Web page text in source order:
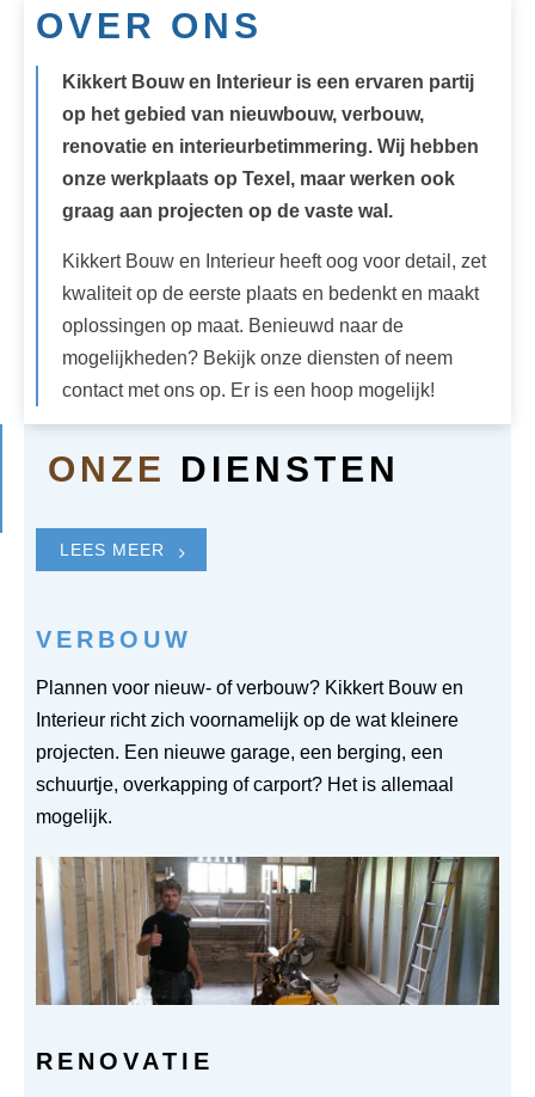
OVER ONS
Kikkert Bouw en Interieur is een ervaren partij
op het gebied van nieuwbouw, verbouw,
renovatie en interieurbetimmering. Wij hebben
onze werkplaats op Texel, maar werken ook
graag aan projecten op de vaste wal.
Kikkert Bouw en Interieur heeft oog voor detail, zet
kwaliteit op de eerste plaats en bedenkt en maakt
oplossingen op maat. Benieuwd naar de
mogelijkheden? Bekijk onze diensten of neem
contact met ons op. Er is een hoop mogelijk!
ONZE DIENSTEN
LEES MEER
VERBOUW
Plannen voor nieuw- of verbouw? Kikkert Bouw en
Interieur richt zich voornamelijk op de wat kleinere
projecten. Een nieuwe garage, een berging, een
schuurtje, overkapping of carport? Het is allemaal
mogelijk.
RENOVATIE